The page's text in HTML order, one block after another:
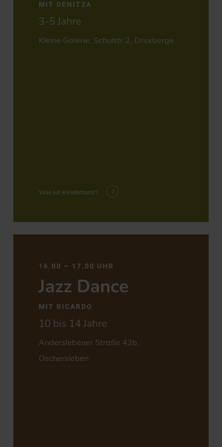
MIT DENITZA
3-5 Jahre
Kleine Galerie: Schulstr.2, Druxberge
Was Ist Kindertanz?
16.00 – 17.00 UHR
Jazz Dance
MIT RICARDO
10 bis 14 Jahre
Anderslebener Straße 42b,
Oschersleben